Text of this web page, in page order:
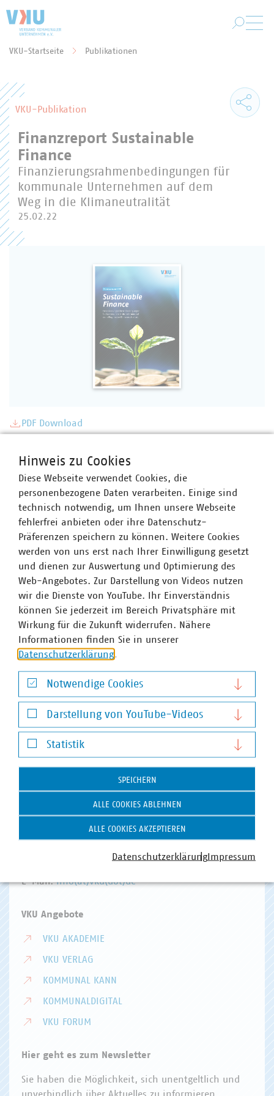
VKU-Startseite Publikationen
VKU-Publikation
Finanzreport Sustainable
Finance
Finanzierungsrahmenbedingungen für
kommunale Unternehmen auf dem
Weg in die Klimaneutralität
25.02.22
PDF Download
VKU-Bereiche
Zum
Hausanschrift und Kontakt
VKU-Hauptgeschäftsstelle
Invalidenstr. 91
10115 Berlin
E-Mail:info(at)vku(dot)de
VKU Angebote
VKU AKADEMIE
VKU VERLAG
KOMMUNAL KANN
KOMMUNALDIGITAL
VKU FORUM
Hier geht es zum Newsletter
Sie haben die Möglichkeit, sich unentgeltlich und
unverbindlich über Aktuelles zu informieren.
Hinweis zu Cookies
Diese Webseite verwendet Cookies, die
personenbezogene Daten verarbeiten. Einige sind
technisch notwendig, um Ihnen unsere Webseite
fehlerfrei anbieten oder ihre Datenschutz-
Präferenzen speichern zu können. Weitere Cookies
werden von uns erst nach Ihrer Einwilligung gesetzt
und dienen zur Auswertung und Optimierung des
Web-Angebotes. Zur Darstellung von Videos nutzen
wir die Dienste von YouTube. Ihr Einverständnis
können Sie jederzeit im Bereich Privatsphäre mit
Wirkung für die Zukunft widerrufen. Nähere
Informationen finden Sie in unserer
Datenschutzerklärung.
Notwendige Cookies
Notwendige Cookies
Darstellung von YouTube-Videos
Darstellung von YouTube-Videos
Statistik
Statistik
SPEICHERN
ALLE COOKIES ABLEHNEN
ALLE COOKIES AKZEPTIEREN
DatenschutzerklärungImpressum